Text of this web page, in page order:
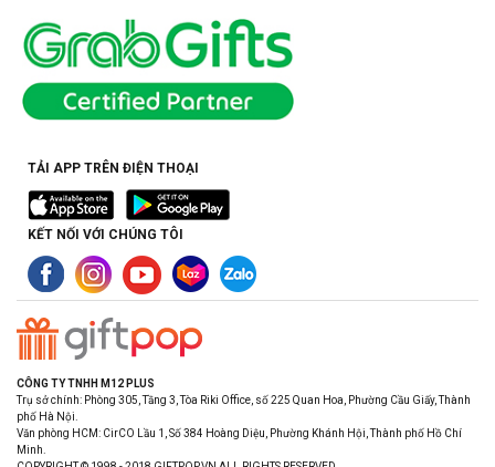
TẢI APP TRÊN ĐIỆN THOẠI
KẾT NỐI VỚI CHÚNG TÔI
CÔNG TY TNHH M12 PLUS
Trụ sở chính: Phòng 305, Tầng 3, Tòa Riki Office, số 225 Quan Hoa, Phường Cầu Giấy, Thành
phố Hà Nội.
Văn phòng HCM: CirCO Lầu 1, Số 384 Hoàng Diệu, Phường Khánh Hội, Thành phố Hồ Chí
Minh.